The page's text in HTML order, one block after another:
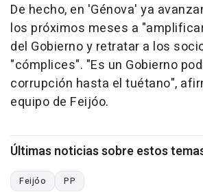
De hecho, en 'Génova' ya
los próximos meses a
del Gobierno y retratar a los
"cómplices". "Es un Gobierno
corrupción hasta el tuétano",
equipo de Feijóo.
Últimas noticias sobre estos
Feijóo PP